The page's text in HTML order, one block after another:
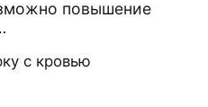
повышение